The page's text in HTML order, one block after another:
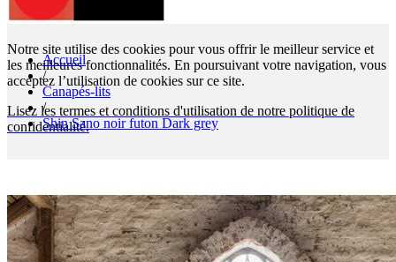
Notre site utilise des cookies pour vous offrir le meilleur service et
les meilleures fonctionnalités. En poursuivant votre navigation, vous
acceptez l’utilisation de cookies sur ce site.
Lisez les termes et conditions d'utilisation de notre politique de
confidentialité.
0
Mon panier 0Articles - 0,00 €
Aucun produit
Accueil
/
Canapés-lits
/
Shin Sano noir futon Dark grey